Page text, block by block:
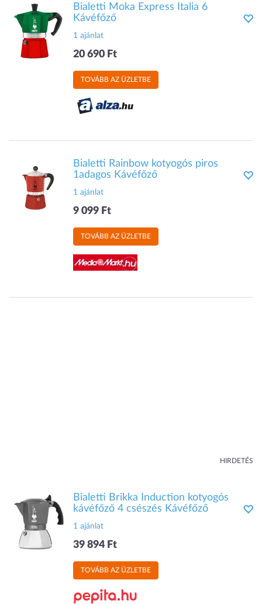
Bialetti Moka Express Italia 6
Kávéfőző
1 ajánlat
20 690 Ft
TOVÁBB AZ ÜZLETBE
Bialetti Rainbow kotyogós piros
1adagos Kávéfőző
1 ajánlat
9 099 Ft
TOVÁBB AZ ÜZLETBE
HIRDETÉS
Bialetti Brikka Induction kotyogós
kávéfőző 4 csészés Kávéfőző
1 ajánlat
39 894 Ft
TOVÁBB AZ ÜZLETBE